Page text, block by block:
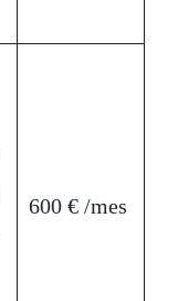
600 € /mes